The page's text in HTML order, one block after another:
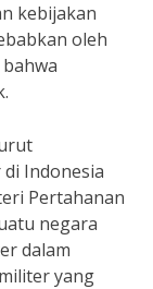
kebijakan
oleh
Indonesia
Pertahanan
negara
dalam
yang